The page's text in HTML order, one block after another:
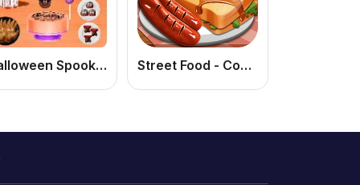
Halloween Spooky Dessert: Jogo de Culinária de Halloween Online Grátis para Meninas Street Food - Cooking Game